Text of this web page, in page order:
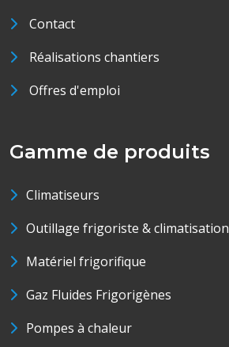
Contact
Réalisations chantiers
Offres d'emploi
Gamme de produits
Climatiseurs
Outillage frigoriste & climatisation
Matériel frigorifique
Gaz Fluides Frigorigènes
Pompes à chaleur